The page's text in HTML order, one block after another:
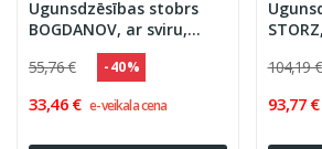
Ugunsdzēsības stobrs
BOGDANOV, ar sviru,
alumīnija
55,76 € - 40 %
33,46 € e-veikala cena
104,19 €
93,77 €